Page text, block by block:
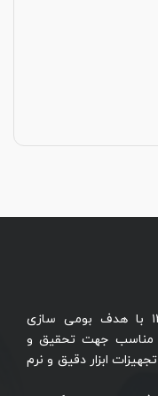
شرکت ایفا صنعت غرب در سال ۱۳۷۷ با هدف بومی سازی
مناسب جهت تحقیق و
ابزار دقیق و نرم